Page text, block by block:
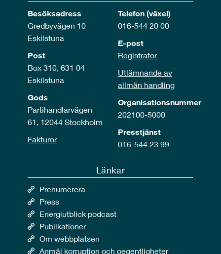
Besöksadress
Gredbyvägen 10
Eskilstuna
Post
Box 310, 631 04
Eskilstuna
Gods
Partihandlarvägen
61, 12044 Stockholm
Fakturor
Telefon (växel)
016-544 20 00
E-post
Registrator
Utlämnande av
allmän handling
Organisationsnummer
202100-5000
Presstjänst
016-544 23 99
Länkar
Prenumerera
Press
Energiutblick podcast
Publikationer
Om webbplatsen
Anmäl korruption och oegentligheter